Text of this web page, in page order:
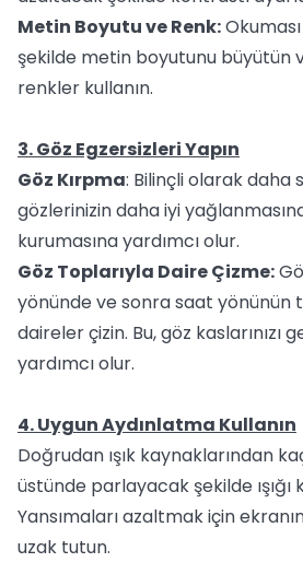
Metin Boyutu ve Renk:
şekilde metin boyutunu büyütün
renkler kullanın.
3. Göz Egzersizleri Yapın
Göz Kırpma: Bilinçli olarak daha
gözlerinizin daha iyi
kurumasına yardımcı olur.
Göz Toplarıyla Daire Çizme:
yönünde ve sonra saat yönünün
daireler çizin. Bu, göz kaslarınızı
yardımcı olur.
4. Uygun Aydınlatma Kullanın
Doğrudan ışık kaynaklarından
üstünde parlayacak şekilde ışığı
Yansımaları azaltmak için
uzak tutun.